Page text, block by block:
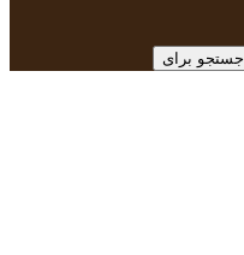
جستجو برای